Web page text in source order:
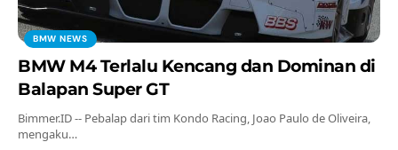
BMW NEWS
BMW M4 Terlalu Kencang dan Dominan di
Balapan Super GT
Bimmer.ID -- Pebalap dari tim Kondo Racing, Joao Paulo de Oliveira,
mengaku…